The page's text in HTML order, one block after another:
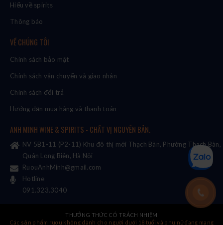
Hiểu về spirits
Thông báo
VỀ CHÚNG TÔI
Chính sách bảo mật
Chính sách vận chuyển và giao nhận
Chính sách đổi trả
Hướng dẫn mua hàng và thanh toán
ANH MINH WINE & SPIRITS - CHẤT VỊ NGUYÊN BẢN.
NV 5B1-11 (P2-11) Khu đô thị mới Thạch Bàn, Phường Thạch Bàn,
Quận Long Biên, Hà Nội
RuouAnhMinh@gmail.com
Hotline
091.323.3040
THƯỞNG THỨC CÓ TRÁCH NHIỆM
Các sản phẩm rượu không dành cho người dưới 18 tuổi và phụ nữ đang mang